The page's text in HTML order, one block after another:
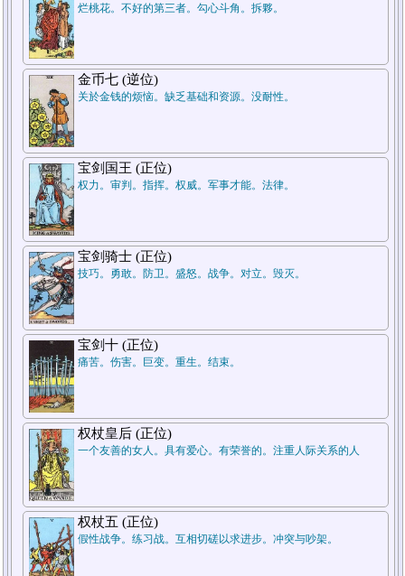
烂桃花。不好的第三者。勾心斗角。拆夥。
金币七 (逆位)
关於金钱的烦恼。缺乏基础和资源。没耐性。
宝剑国王 (正位)
权力。审判。指挥。权威。军事才能。法律。
宝剑骑士 (正位)
技巧。勇敢。防卫。盛怒。战争。对立。毁灭。
宝剑十 (正位)
痛苦。伤害。巨变。重生。结束。
权杖皇后 (正位)
一个友善的女人。具有爱心。有荣誉的。注重人际关系的人
权杖五 (正位)
假性战争。练习战。互相切磋以求进步。冲突与吵架。